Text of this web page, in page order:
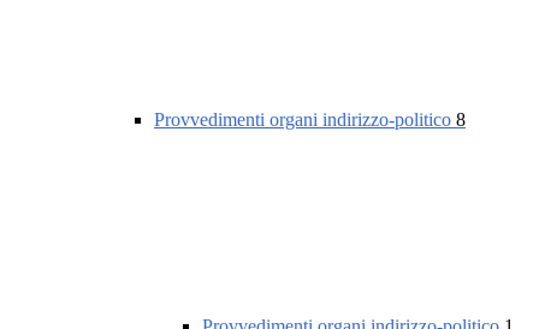
Provvedimenti organi indirizzo-politico 8